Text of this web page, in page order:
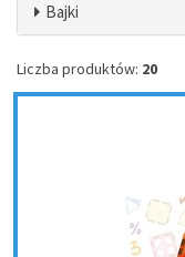
Bajki
Liczba produktów: 20